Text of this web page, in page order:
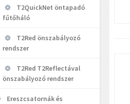
T2QuickNet öntapadó
fűtőháló
T2Red önszabályozó
rendszer
T2Red T2Reflectával
önszabályozó rendszer
Ereszcsatornák és